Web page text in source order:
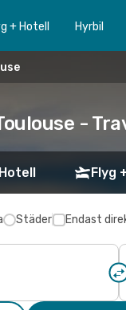
+ Hotell Hyrbil
-
Hotell Flyg
Städer Endast